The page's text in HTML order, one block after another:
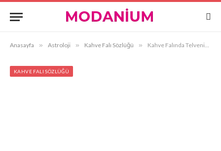
Anasayfa » Astroloji » Kahve Falı Sözlüğü » Kahve Falında Telvenin Tabağa Düşmesi
KAHVE FALI SÖZLÜĞÜ